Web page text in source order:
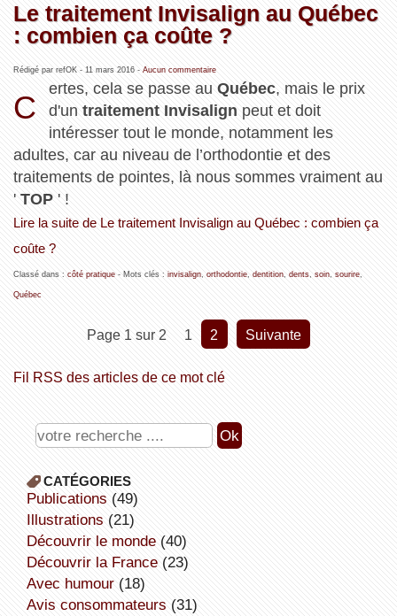
Le traitement Invisalign au Québec
: combien ça coûte ?
Rédigé par refOK - 11 mars 2016- Aucun commentaire
C
ertes, cela se passe auQuébec, mais le prix
d'untraitement Invisalign peut et doit
intéresser tout le monde, notamment les
adultes, car au niveau de l’orthodontie et des
traitements de pointes, là nous sommes vraiment au
' TOP' !
Lire la suite de Le traitement Invisalign au Québec : combien ça
coûte ?
Classé dans : côté pratique- Mots clés : invisalign, orthodontie, dentition, dents, soin, sourire,
Québec
Page 1 sur 2 1 2 suivante
Fil RSS des articles de ce mot clé
CATÉGORIES
publications (49)
illustrations (21)
découvrir le monde(40)
découvrir la France(23)
avec humour(18)
avis consommateurs (31)